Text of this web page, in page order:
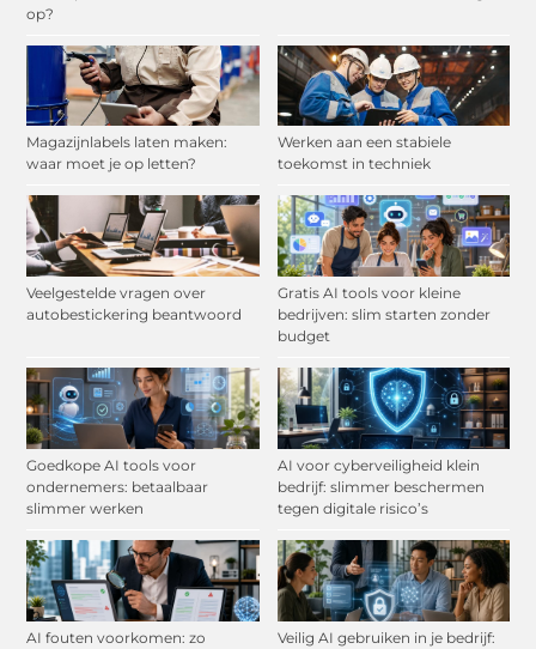
op?
Magazijnlabels laten maken:
waar moet je op letten?
Werken aan een stabiele
toekomst in techniek
Veelgestelde vragen over
autobestickering beantwoord
Gratis AI tools voor kleine
bedrijven: slim starten zonder
budget
Goedkope AI tools voor
ondernemers: betaalbaar
slimmer werken
AI voor cyberveiligheid klein
bedrijf: slimmer beschermen
tegen digitale risico’s
AI fouten voorkomen: zo
Veilig AI gebruiken in je bedrijf: